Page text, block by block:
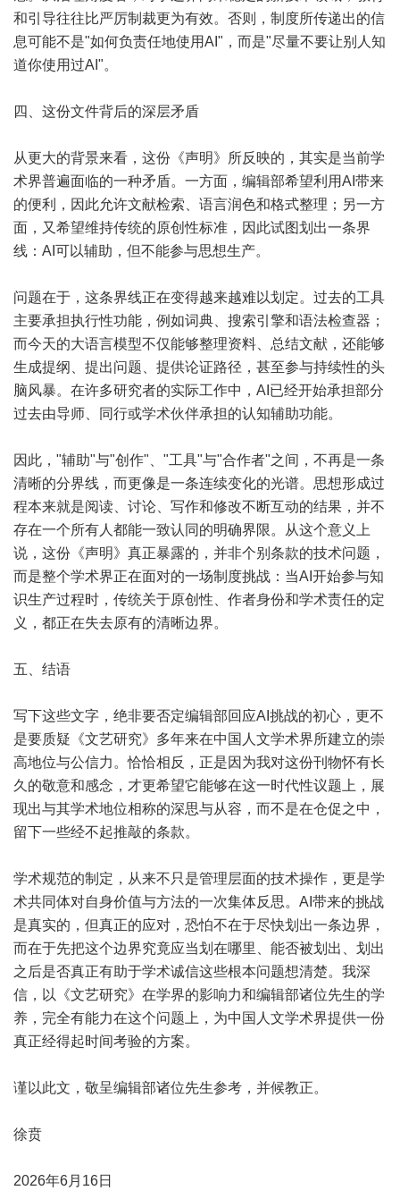
和引导往往比严厉制裁更为有效。否则，制度所传递出的信
息可能不是"如何负责任地使用AI"，而是"尽量不要让别人知
道你使用过AI"。
四、这份文件背后的深层矛盾
从更大的背景来看，这份《声明》所反映的，其实是当前学
术界普遍面临的一种矛盾。一方面，编辑部希望利用AI带来
的便利，因此允许文献检索、语言润色和格式整理；另一方
面，又希望维持传统的原创性标准，因此试图划出一条界
线：AI可以辅助，但不能参与思想生产。
问题在于，这条界线正在变得越来越难以划定。过去的工具
主要承担执行性功能，例如词典、搜索引擎和语法检查器；
而今天的大语言模型不仅能够整理资料、总结文献，还能够
生成提纲、提出问题、提供论证路径，甚至参与持续性的头
脑风暴。在许多研究者的实际工作中，AI已经开始承担部分
过去由导师、同行或学术伙伴承担的认知辅助功能。
因此，"辅助"与"创作"、"工具"与"合作者"之间，不再是一条
清晰的分界线，而更像是一条连续变化的光谱。思想形成过
程本来就是阅读、讨论、写作和修改不断互动的结果，并不
存在一个所有人都能一致认同的明确界限。从这个意义上
说，这份《声明》真正暴露的，并非个别条款的技术问题，
而是整个学术界正在面对的一场制度挑战：当AI开始参与知
识生产过程时，传统关于原创性、作者身份和学术责任的定
义，都正在失去原有的清晰边界。
五、结语
写下这些文字，绝非要否定编辑部回应AI挑战的初心，更不
是要质疑《文艺研究》多年来在中国人文学术界所建立的崇
高地位与公信力。恰恰相反，正是因为我对这份刊物怀有长
久的敬意和感念，才更希望它能够在这一时代性议题上，展
现出与其学术地位相称的深思与从容，而不是在仓促之中，
留下一些经不起推敲的条款。
学术规范的制定，从来不只是管理层面的技术操作，更是学
术共同体对自身价值与方法的一次集体反思。AI带来的挑战
是真实的，但真正的应对，恐怕不在于尽快划出一条边界，
而在于先把这个边界究竟应当划在哪里、能否被划出、划出
之后是否真正有助于学术诚信这些根本问题想清楚。我深
信，以《文艺研究》在学界的影响力和编辑部诸位先生的学
养，完全有能力在这个问题上，为中国人文学术界提供一份
真正经得起时间考验的方案。
谨以此文，敬呈编辑部诸位先生参考，并候教正。
徐贲
2026年6月16日